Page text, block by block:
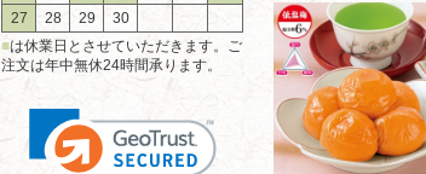
27
28 29
30
■は休業日とさせていただきます。ご
注文は年中無休24時間承ります。